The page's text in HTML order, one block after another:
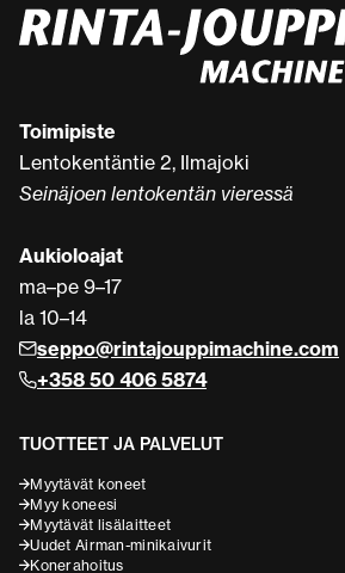
Toimipiste
Lentokentäntie 2, Ilmajoki
Seinäjoen lentokentän vieressä
Aukioloajat
ma–pe 9–17
la 10–14
seppo@rintajouppimachine.com
+358 50 406 5874
TUOTTEET JA PALVELUT
Myytävät koneet
Myy koneesi
Myytävät lisälaitteet
Uudet Airman-minikaivurit
Konerahoitus